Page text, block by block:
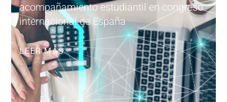
acompañamiento estudiantil en congreso
internacional de España
LEER MÁS